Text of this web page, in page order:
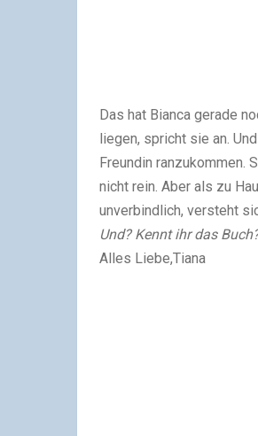
Das hat Bianca gerade
liegen, spricht sie an.
Freundin ranzukommen.
nicht rein. Aber als zu
unverbindlich, versteht
Und? Kennt ihr das
Alles Liebe,Tiana